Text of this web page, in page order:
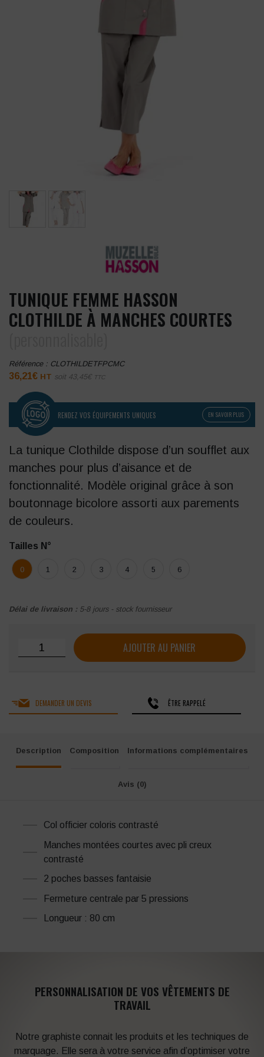
TUNIQUE FEMME HASSON
CLOTHILDE À MANCHES COURTES
Référence : CLOTHILDETFPCMC
36,21€ HT soit 43,45€ TTC
RENDEZ VOS ÉQUIPEMENTS UNIQUES EN SAVOIR PLUS
La tunique Clothilde dispose d’un soufflet aux
manches pour plus d’aisance et de
fonctionnalité. Modèle original grâce à son
boutonnage bicolore assorti aux parements
de couleurs.
Tailles N°
0 1 2 3 4 5 6
Délai de livraison : 5-8 jours - stock fournisseur
quantité de Tunique Femme Hasson Clothilde à manches
AJOUTER AU PANIER
DEMANDER UN DEVIS ÊTRE RAPPELÉ
Description Composition Informations complémentaires
Avis (0)
Col officier coloris contrasté
Manches montées courtes avec pli creux
contrasté
2 poches basses fantaisie
Fermeture centrale par 5 pressions
Longueur : 80 cm
PERSONNALISATION DE VOS VÊTEMENTS DE
TRAVAIL
Notre graphiste connait les produits et les techniques de
marquage. Elle sera à votre service afin d’optimiser votre